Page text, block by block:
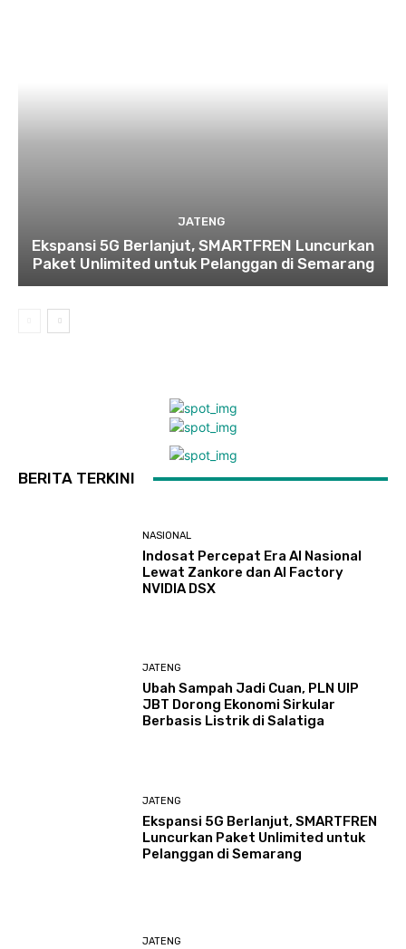
JATENG
Ekspansi 5G Berlanjut, SMARTFREN Luncurkan
Paket Unlimited untuk Pelanggan di Semarang
BERITA TERKINI
NASIONAL
Indosat Percepat Era AI Nasional
Lewat Zankore dan AI Factory
NVIDIA DSX
JATENG
Ubah Sampah Jadi Cuan, PLN UIP
JBT Dorong Ekonomi Sirkular
Berbasis Listrik di Salatiga
JATENG
Ekspansi 5G Berlanjut, SMARTFREN
Luncurkan Paket Unlimited untuk
Pelanggan di Semarang
JATENG